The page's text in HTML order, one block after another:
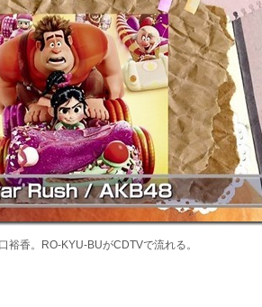
香。RO-KYU-BUがCDTVで流れる。